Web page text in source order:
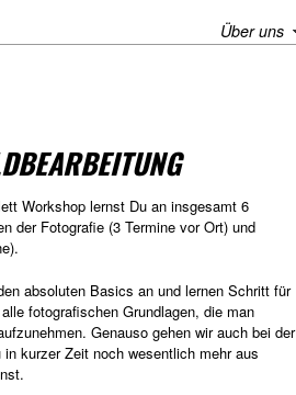
Über uns
Workshop lernst Du an insgesamt 6
der Fotografie (3 Termine vor Ort) und
absoluten Basics an und lernen Schritt für
fotografischen Grundlagen, die man
Genauso gehen wir auch bei der
kurzer Zeit noch wesentlich mehr aus